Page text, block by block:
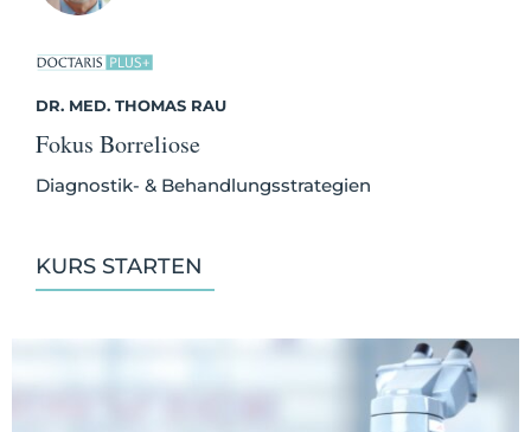
DR. MED. THOMAS RAU
Fokus Borreliose
Diagnostik- & Behandlungsstrategien
KURS STARTEN